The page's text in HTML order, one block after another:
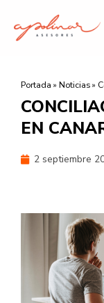
contenido
Portada » Noticias»
EN
2 septiembre